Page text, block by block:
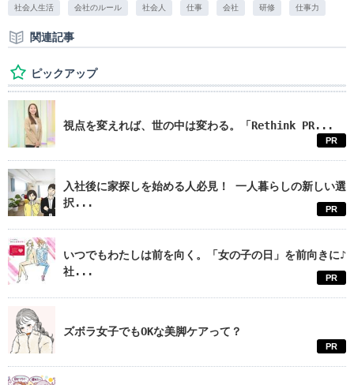
社会人生活 会社のルール 社会人 仕事 会社 研修 仕事力
関連記事
ピックアップ
視点を変えれば、世の中は変わる。「Rethink PR...
PR
入社後に家探しを始める人必見！ 一人暮らしの新しい選
択...
PR
いつでもわたしは前を向く。「女の子の日」を前向きに♪
社...
PR
ズボラ女子でもOKな美脚ケアって？
PR